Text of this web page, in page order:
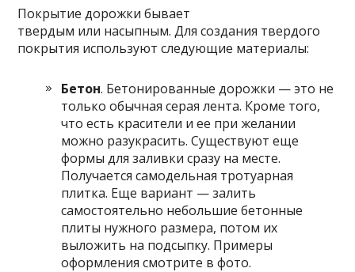
Покрытие дорожки бывает
твердым или насыпным. Для создания твердого
покрытия используют следующие материалы:
Бетон. Бетонированные дорожки — это не
только обычная серая лента. Кроме того,
что есть красители и ее при желании
можно разукрасить. Существуют еще
формы для заливки сразу на месте.
Получается самодельная тротуарная
плитка. Еще вариант — залить
самостоятельно небольшие бетонные
плиты нужного размера, потом их
выложить на подсыпку. Примеры
оформления смотрите в фото.